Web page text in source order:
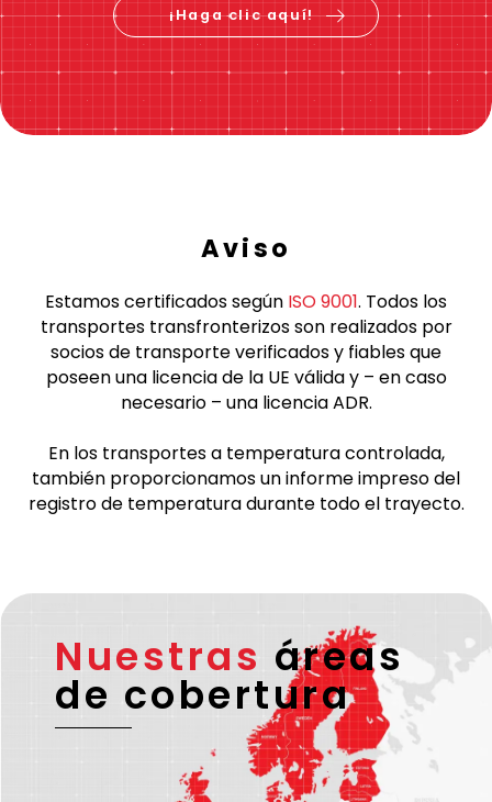
reserva ahora
Aviso
Estamos certificados segúnISO 9001. Todos los
socios de transporte verificados y fiables que
poseen una licencia de la UE válida y – en caso
necesario – una licencia ADR.
Nuestrasáreas